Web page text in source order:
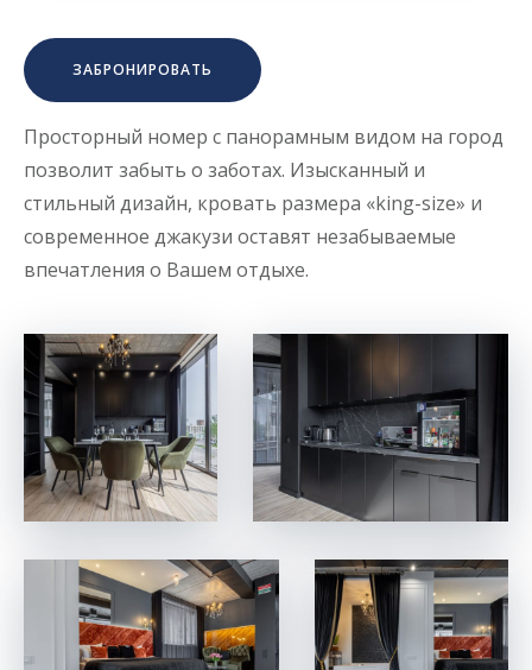
ЗАБРОНИРОВАТЬ
Просторный номер с панорамным видом на город
позволит забыть о заботах. Изысканный и
стильный дизайн, кровать размера «king-size» и
современное джакузи оставят незабываемые
впечатления о Вашем отдыхе.